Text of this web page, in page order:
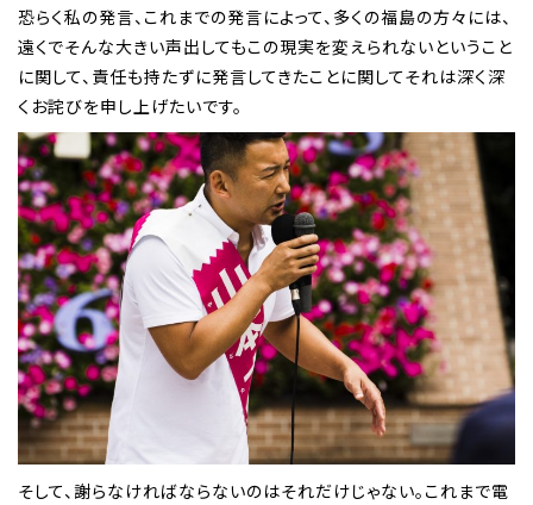
恐らく私の発言、これまでの発言によって、多くの福島の方々には、
遠くでそんな大きい声出してもこの現実を変えられないということ
に関して、責任も持たずに発言してきたことに関してそれは深く深
くお詫びを申し上げたいです。
そして、謝らなければならないのはそれだけじゃない。これまで電